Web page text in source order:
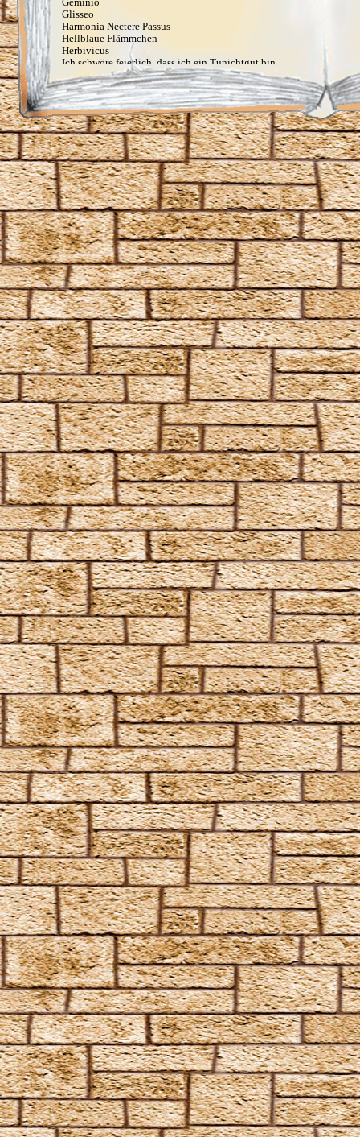
Geminio
Glisseo
Harmonia Nectere Passus
Hellblaue Flämmchen
Herbivicus
Ich schwöre feierlich, dass ich ein Tunichtgut bin
Impervius
Incendio
Kopfblasenzauber
Lapifors
Locomotor
Locomotor Mortis
Lumos
Lumos Maxima
Lumos Solem
Meteolohex Recanto
Mobilcorpus
Mobiliarbus
Molliare
Nox
Oculus Reparo
Offenbare, was in dir steckt
Orchideus
Pack
Papyrus Reparo
Periculum
Piscifors
Portaberto
Portus
Proteus
Quietus
Ratzeputz
Reducio
Reparo
Revelio
Reverte
Sonorus
Specialis revelio
Tergeo
Unbrechbarer Schwur
Unheil angerichtet
Vermillious
Volate Ascendere
Wachstumszauber
Waddiwasi
Weise mir die Richtung
Wingardium Leviosa
Zaubermolch und Kolibrigesumm, dieses Wasser sei
fortan Rum
Angriffszauber
Amnesia
Anteoculatia
Avifors
Bombarda
Bombarda Maxima
Calvorio
Colloshoo
Confringo
Confundo
Dämonenfeuer
Defodio
Densaugeo
Deprimo
Descendo
Draconifors
Ebublio
Emuvilus
Engorgio Skullus
Entomorphis
Everte Statum
Expellimellius
Expulso
Flagrante
Flederwichtfluch
Flipendo
Fracto Strata
Fulgari
Furnunculus
Glacius
Inanimatus
Konjunktivitis-Fluch
Lacarnum Inflamari
Langlock
Legilimens
Levicorpus
Locomotor Wibbly
Magicus Extremos
Melofors
Mimblewimble
Morsmordre
Mucus ad Nauseam
Mutatio Skullus
Obliviate
Obscuro